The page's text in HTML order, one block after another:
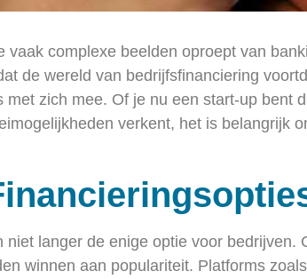
vaak complexe beelden oproept van
de wereld van bedrijfsfinanciering
zich mee. Of je nu een start-up bent
verkent, het is belangrijk
niet langer de enige optie voor
winnen aan populariteit. Platforms